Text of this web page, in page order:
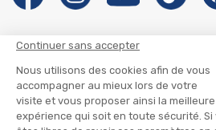
Continuer sans accepter
Nous utilisons des cookies afin de vous
accompagner au mieux lors de votre
visite et vous proposer ainsi la meilleure
expérience qui soit en toute sécurité. Si
Petite Taupe
Auteurs et illustrateurs Auzou
Suivre mon colis
Infos consommateur
CGU
CGV